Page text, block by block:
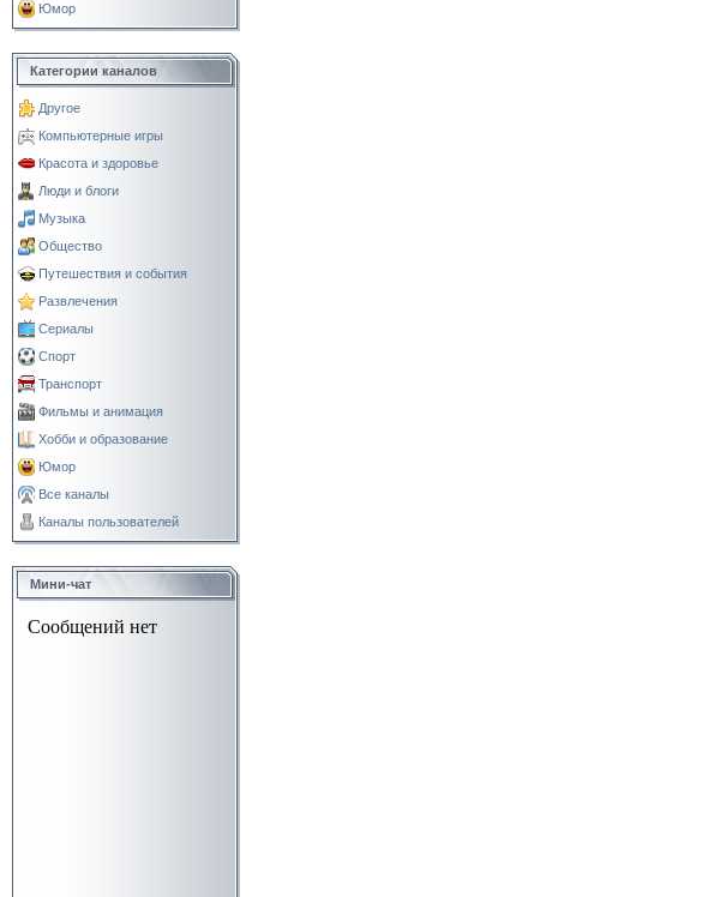
Юмор
Категории каналов
Другое
Компьютерные игры
Красота и здоровье
Люди и блоги
Музыка
Общество
Путешествия и события
Развлечения
Сериалы
Спорт
Транспорт
Фильмы и анимация
Хобби и образование
Юмор
Все каналы
Каналы пользователей
Мини-чат